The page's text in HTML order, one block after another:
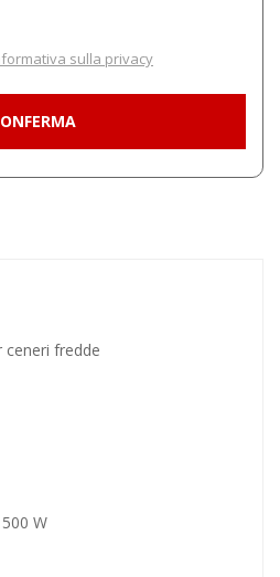
sulla privacy
ceneri fredde
W